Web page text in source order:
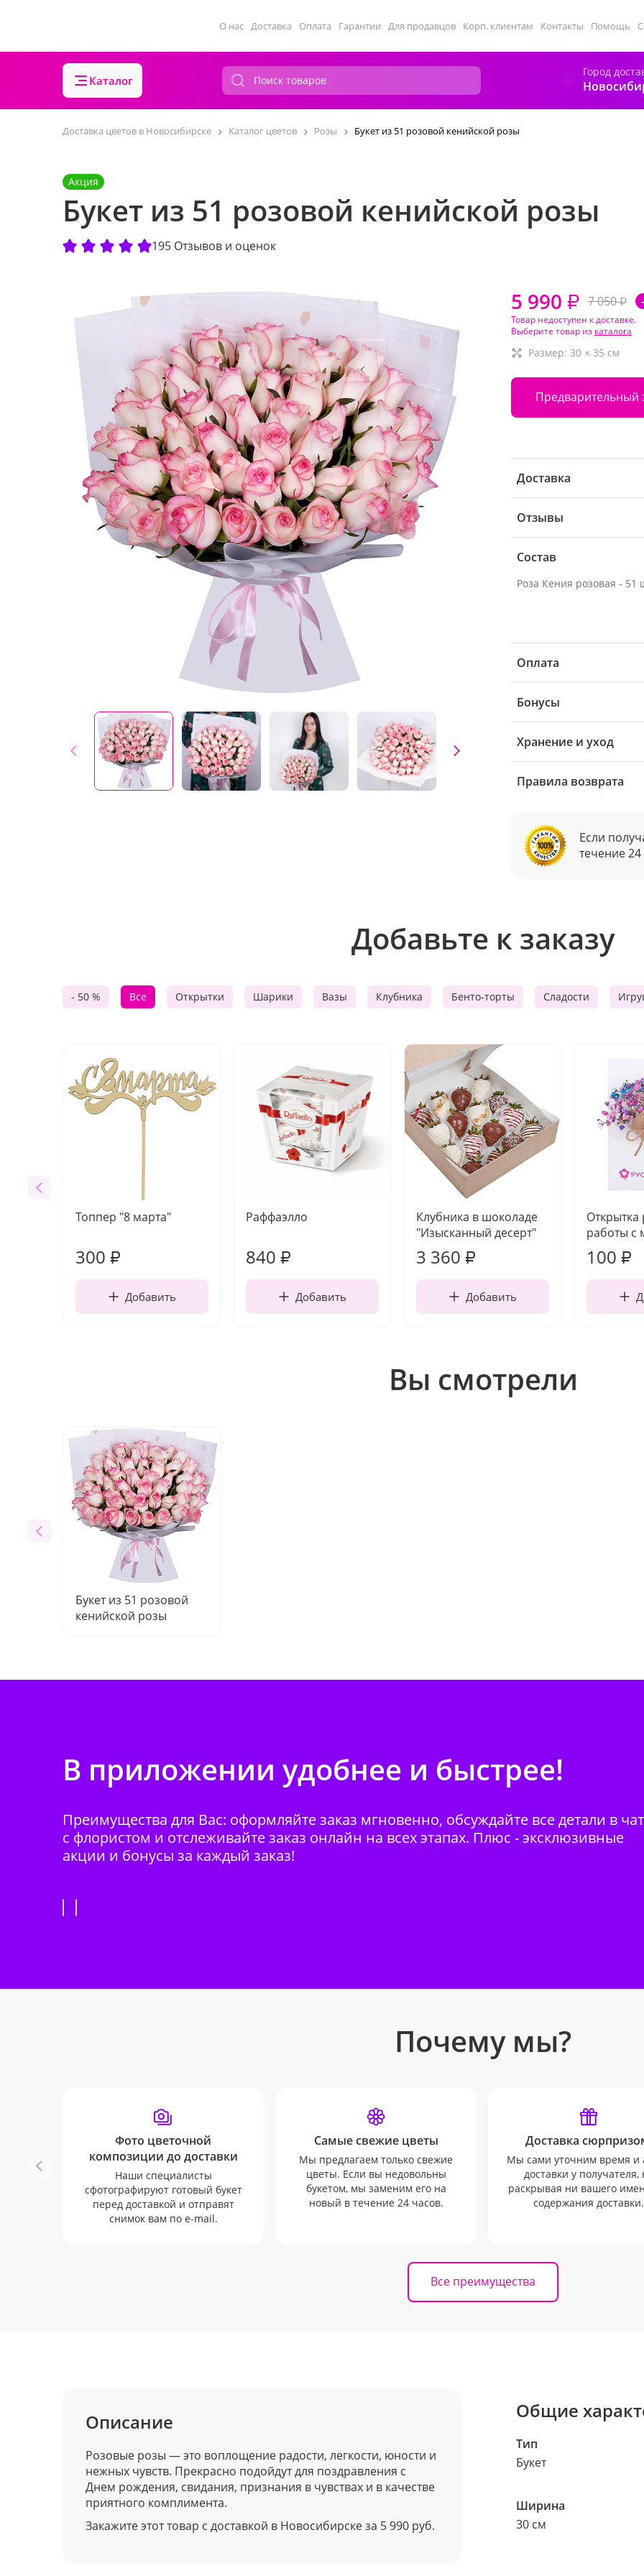
О нас Доставка Оплата Гарантии Для продавцов Корп. клиентам Контакты Помощь
Каталог
Город
Доставка цветов в Новосибирске Каталог цветов Розы Букет из 51 розовой кенийской розы
Акция
Букет из 51 розовой кенийской розы
195 Отзывов и оценок
5 990 ₽ 7 050₽
Товар недоступен к доставке.
Выберите товар из каталога
Размер: 30 × 35 см
Предварительный
Доставка
Отзывы
Состав
Роза Кения розовая - 51
Оплата
Бонусы
Хранение и уход
Правила возврата
Если
течение
Добавьте к заказу
- 50 % Все Открытки Шарики Вазы Клубника Бенто-торты Сладости
Топпер "8 марта"
300 ₽
Добавить
Раффаэлло
840 ₽
Добавить
Клубника в шоколаде
"Изысканный десерт"
3 360 ₽
Добавить
Открытка
работы с
100 ₽
Вы смотрели
Букет из 51 розовой
кенийской розы
В приложении удобнее и быстрее!
Преимущества для Вас: оформляйте заказ мгновенно, обсуждайте все детали в
с флористом и отслеживайте заказ онлайн на всех этапах. Плюс - эксклюзивные
акции и бонусы за каждый заказ!
Почему мы?
Фото цветочной
композиции до доставки
Наши специалисты
сфотографируют готовый букет
перед доставкой и отправят
снимок вам по e-mail.
Самые свежие цветы
Мы предлагаем только свежие
цветы. Если вы недовольны
букетом, мы заменим его на
новый в течение 24 часов.
Доставка
Мы сами уточним время и
доставки у получателя,
раскрывая ни вашего
содержания доставки.
Все преимущества
Описание
Розовые розы — это воплощение радости, легкости, юности и
нежных чувств. Прекрасно подойдут для поздравления с
Днем рождения, свидания, признания в чувствах и в качестве
приятного комплимента.
Закажите этот товар с доставкой в Новосибирске за 5 990 руб.
Общие
Тип
Букет
Ширина
30 см